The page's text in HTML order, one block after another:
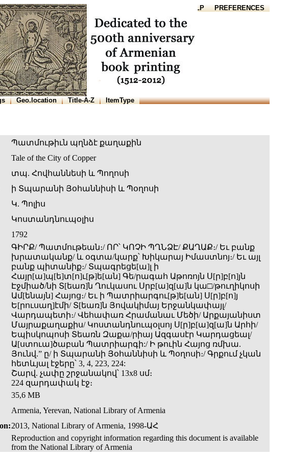
HELP PREFERENCES
Geo.location Title-A-Z ItemType
Պատմութիւն պղնձէ քաղաքին
Tale of the City of Copper
տպ. Հովհաննեսի և Պողոսի
ի Տպարանի Յօհաննիսի և Պօղոսի
Կ. Պոլիս
Կոստանդնուպօլիս
1792
ԳԻՐՔ/ Պատմութեան։/ ՈՐ՝ ԿՈՉԻ ՊՂՆՁԷ/ ՔԱՂԱՔ։/ Եւ բանք
խրատականք/ և օգտա­/կարք՝ Խիկարայ Իմաստնոյ։/ Եւ այլ
բանք պիտանիք։/ Տպագրեցե[ա]լ ի
Հայր[ա]պ[ե]տ[ո]ւ[թ]ե[ան] Գե/րագահ Աթոռոյն Ս[ր]բ[ո]յն
Էջմիած/նի Տ[եառ]ն Ղուկասու Սրբ[ա]զ[ա]ն կա□/թուղիկոսի
Ամ[ենայն] Հայոց։/ Եւ ի Պատրիարգու[թ]ե[ան] Ս[ր]բ[ո]յ
Ե[րուսաղ]էմի/ Տ[եառ]ն Յովակիմայ Երջանկափայլ/
Վարդապետի։/ Վեհափառ Հրամանաւ Մեծի/ Արքայանիստ
Մայրաքաղաքիս/ Կոստանդնուպօլսոյ Ս[ր]բ[ա]զ[ա]ն Արհի/
Եպիսկոպոսի Տեառն Զաքա­/րիայ Ազգասէր Կարդացեալ/
Ա[ստուա]ծաբան Պատրիարգի:/ Ի թուին Հայոց ռմխա.
Յունվ.” ը/ ի Տպարանի Յօհաննիսի և Պօղոսի։/ Գրքում չկան
հետևյալ էջերը՝ 3, 4, 223, 224:
Շարվ. չափը շրջանակով՝ 13x8 սմ։
224 զարդափակ էջ։
35,6 MB
Armenia, Yerevan, National Library of Armenia
2013, National Library of Armenia, 1998-ԱՀ
Reproduction and copyright information regarding this document is available
from the National Library of Armenia